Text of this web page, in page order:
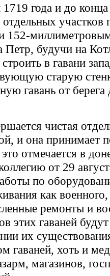
года и до
участков
152-
Петр, будучи на
в гавани
старую
гавань от
чистая
и она принимает
отмечается в
от 29
по
как военного,
ремонты и
этих гаваней
их
гаваней, хоть и
магазинов,